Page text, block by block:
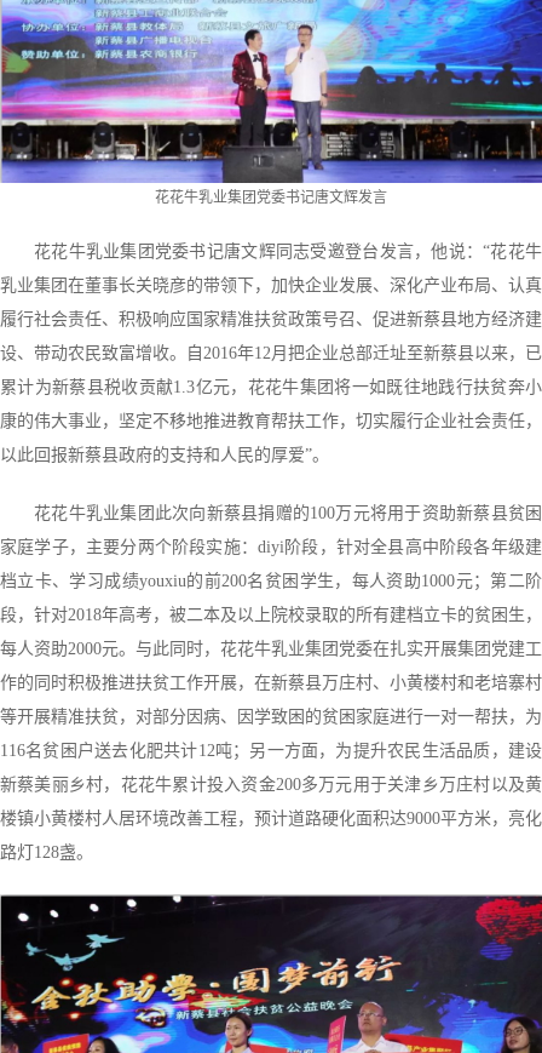
花花牛乳业集团党委书记唐文辉发言
花花牛乳业集团党委书记唐文辉同志受邀登台发言，他说：“花花牛
乳业集团在董事长关晓彦的带领下，加快企业发展、深化产业布局、认真
履行社会责任、积极响应国家精准扶贫政策号召、促进新蔡县地方经济建
设、带动农民致富增收。自2016年12月把企业总部迁址至新蔡县以来，已
累计为新蔡县税收贡献1.3亿元，花花牛集团将一如既往地践行扶贫奔小
康的伟大事业，坚定不移地推进教育帮扶工作，切实履行企业社会责任，
以此回报新蔡县政府的支持和人民的厚爱”。
花花牛乳业集团此次向新蔡县捐赠的100万元将用于资助新蔡县贫困
家庭学子，主要分两个阶段实施：diyi阶段，针对全县高中阶段各年级建
档立卡、学习成绩youxiu的前200名贫困学生，每人资助1000元；第二阶
段，针对2018年高考，被二本及以上院校录取的所有建档立卡的贫困生，
每人资助2000元。与此同时，花花牛乳业集团党委在扎实开展集团党建工
作的同时积极推进扶贫工作开展，在新蔡县万庄村、小黄楼村和老培寨村
等开展精准扶贫，对部分因病、因学致困的贫困家庭进行一对一帮扶，为
116名贫困户送去化肥共计12吨；另一方面，为提升农民生活品质，建设
新蔡美丽乡村，花花牛累计投入资金200多万元用于关津乡万庄村以及黄
楼镇小黄楼村人居环境改善工程，预计道路硬化面积达9000平方米，亮化
路灯128盏。